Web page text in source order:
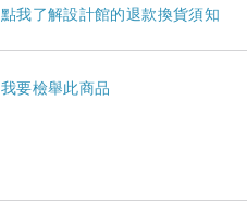
點我了解設計館的退款換貨須知
我要檢舉此商品